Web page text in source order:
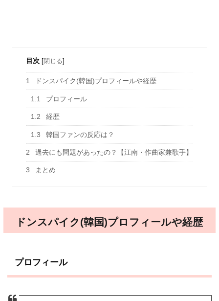
目次 [閉じる]
1 ドンスパイク(韓国)プロフィールや経歴
1.1 プロフィール
1.2 経歴
1.3 韓国ファンの反応は？
2 過去にも問題があったの？【江南・作曲家兼歌手】
3 まとめ
ドンスパイク(韓国)プロフィールや経歴
プロフィール